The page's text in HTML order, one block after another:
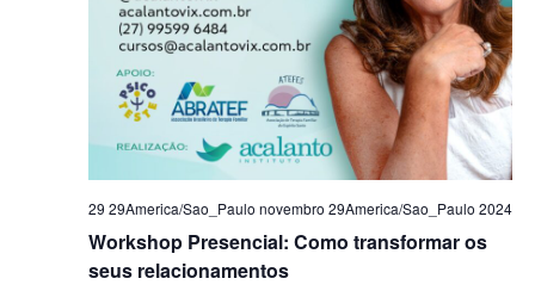
29 29America/Sao_Paulo novembro 29America/Sao_Paulo 2024
Workshop Presencial: Como transformar os
seus relacionamentos